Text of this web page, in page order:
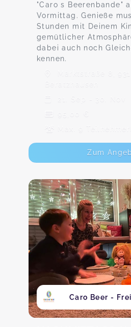
"Caro s Beerenbande"
Vormittag. Genieße
Stunden mit Deinem
gemütlicher
dabei auch noch
kennen.
Marktstraße 8,
21. Sep - 30. Nov
95,00 €
Max. 9
Zum
Caro Beer -